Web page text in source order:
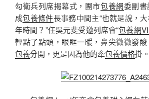
勾衛兵列席揭幕式，團市包養網委副
成包養條件長事務中間主“也就是說，
年時間？”任吳元斐受邀列席會“包養網
輕點了點頭，眼眶一暖，鼻尖微微發
包養分開，更是因為他的牽包養價格掛